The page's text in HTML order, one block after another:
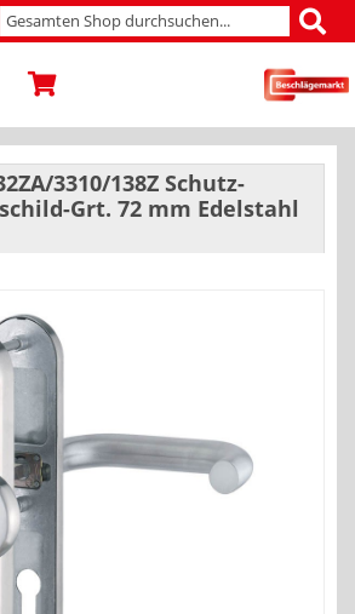
3310/138Z Schutz-
Grt. 72 mm Edelstahl